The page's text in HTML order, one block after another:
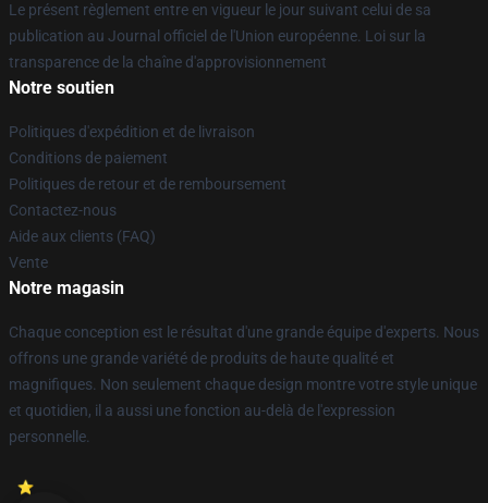
Le présent règlement entre en vigueur le jour suivant celui de sa
publication au Journal officiel de l'Union européenne. Loi sur la
transparence de la chaîne d'approvisionnement
Notre soutien
Politiques d'expédition et de livraison
Conditions de paiement
Politiques de retour et de remboursement
Contactez-nous
Aide aux clients (FAQ)
Vente
Notre magasin
Chaque conception est le résultat d'une grande équipe d'experts. Nous
offrons une grande variété de produits de haute qualité et
magnifiques. Non seulement chaque design montre votre style unique
et quotidien, il a aussi une fonction au-delà de l'expression
personnelle.